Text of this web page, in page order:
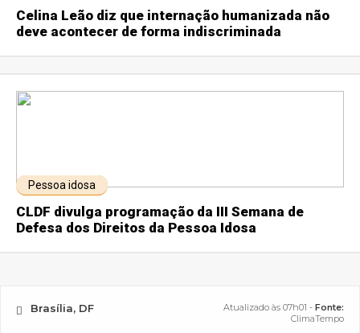
Celina Leão diz que internação humanizada não
deve acontecer de forma indiscriminada
Pessoa idosa
CLDF divulga programação da III Semana de
Defesa dos Direitos da Pessoa Idosa
Brasília, DF Atualizado às 07h01 - Fonte:
ClimaTempo